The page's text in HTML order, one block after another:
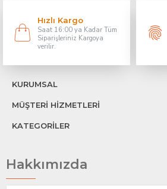
Hızlı Kargo
Saat 16:00 ya Kadar Tüm
Siparişleriniz Kargoya
verilir.
KURUMSAL
MÜŞTERİ HİZMETLERİ
KATEGORİLER
Hakkımızda